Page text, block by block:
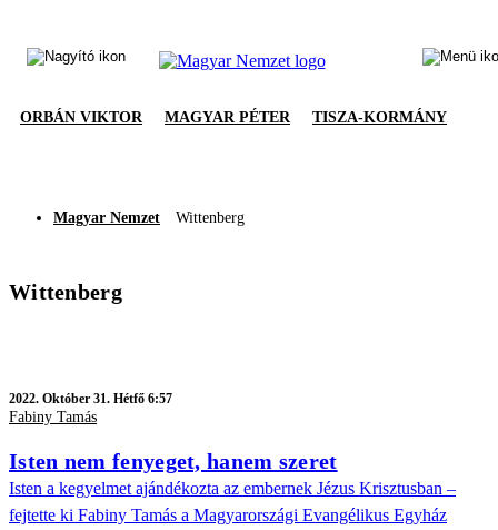
ORBÁN VIKTOR MAGYAR PÉTER TISZA-KORMÁNY
Magyar Nemzet Wittenberg
Wittenberg
2022. Október 31. Hétfő 6:57
Fabiny Tamás
Isten nem fenyeget, hanem szeret
Isten a kegyelmet ajándékozta az embernek Jézus Krisztusban –
fejtette ki Fabiny Tamás a Magyarországi Evangélikus Egyház